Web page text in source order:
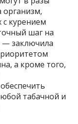
с курением
шаг на
— заключила
а кроме того,
табачной и